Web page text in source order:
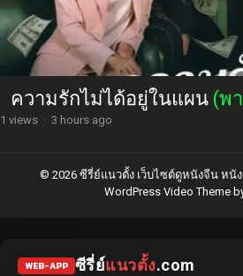
ความรักไม่ได้อยู่ในแผน (พ
1 views · 3 hours ago
© 2026 ซีรี่ย์แนวตั้ง เว็บไซต์ดูหนังจีน ห
WordPress Video Theme
WEB-APP ซีรี่ย์แนวตั้ง.com